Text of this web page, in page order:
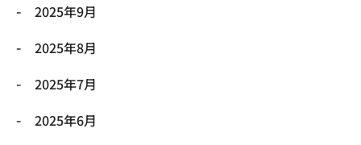
2025年9月
2025年8月
2025年7月
2025年6月